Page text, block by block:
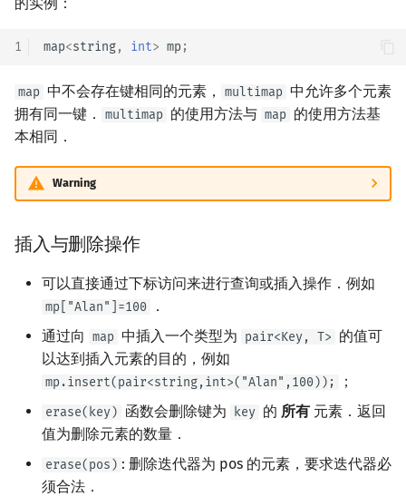
1 map<string, int> mp ;
map 中不会存在键相同的元素， multimap 中允许多个元素
拥有同一键．
multimap 的使用方法与 map 的使用方法基
本相同．
Warning
插入与删除操作
可以直接通过下标访问来进行查询或插入操作．例如
mp["Alan"]=100
．
通过向 map 中插入一个类型为 pair<Key, T> 的值可
以达到插入元素的目的，例如
mp.insert(pair<string,int>("Alan",100)); ；
erase(key) 函数会删除键为 key 的 所有 元素．返回
值为删除元素的数量．
erase(pos) : 删除迭代器为 pos 的元素，要求迭代器必
须合法．